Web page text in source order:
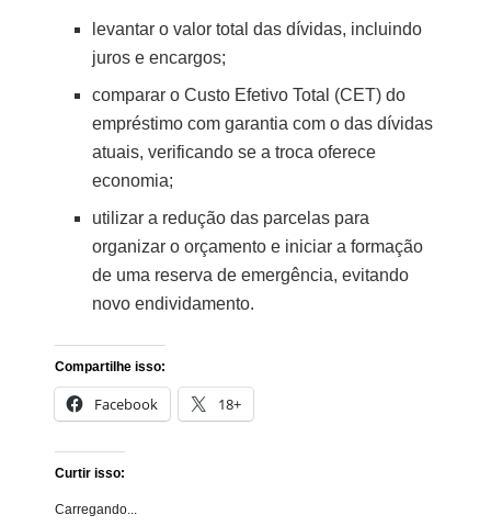
levantar o valor total das dívidas, incluindo
juros e encargos;
comparar o Custo Efetivo Total (CET) do
empréstimo com garantia com o das dívidas
atuais, verificando se a troca oferece
economia;
utilizar a redução das parcelas para
organizar o orçamento e iniciar a formação
de uma reserva de emergência, evitando
novo endividamento.
Compartilhe isso:
Facebook 18+
Curtir isso:
Carregando...